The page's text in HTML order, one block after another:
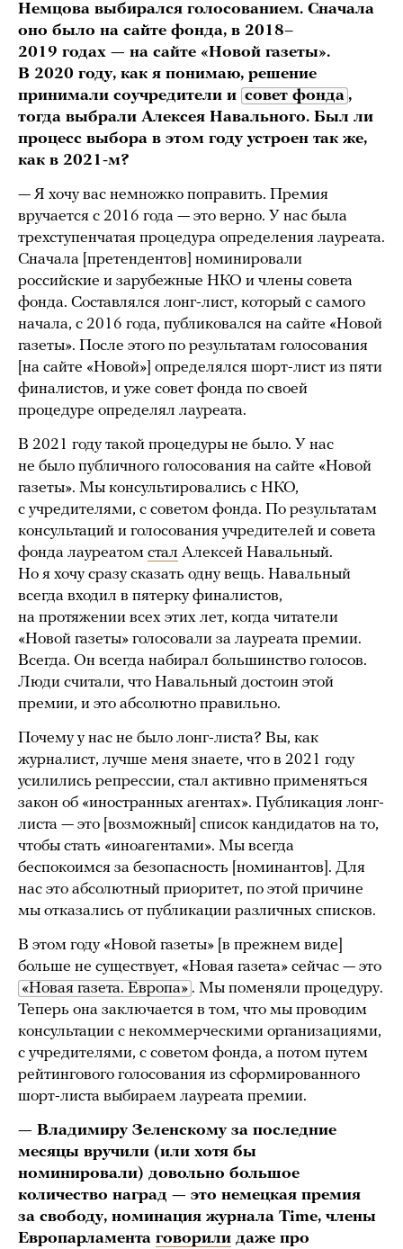
Немцова выбирался голосованием. Сначала
оно было на сайте фонда, в 2018–
2019 годах — на сайте «Новой газеты».
В 2020 году, как я понимаю, решение
принимали соучредители и совет фонда ,
тогда выбрали Алексея Навального. Был ли
процесс выбора в этом году устроен так же,
как в 2021-м?
— Я хочу вас немножко поправить. Премия
вручается с 2016 года — это верно. У нас была
трехступенчатая процедура определения лауреата.
Сначала [претендентов] номинировали
российские и зарубежные НКО и члены совета
фонда. Составлялся лонг-лист, который с самого
начала, с 2016 года, публиковался на сайте «Новой
газеты». После этого по результатам голосования
[на сайте «Новой»] определялся шорт-лист из пяти
финалистов, и уже совет фонда по своей
процедуре определял лауреата.
В 2021 году такой процедуры не было. У нас
не было публичного голосования на сайте «Новой
газеты». Мы консультировались с НКО,
с учредителями, с советом фонда. По результатам
консультаций и голосования учредителей и совета
фонда лауреатом стал Алексей Навальный.
Но я хочу сразу сказать одну вещь. Навальный
всегда входил в пятерку финалистов,
на протяжении всех этих лет, когда читатели
«Новой газеты» голосовали за лауреата премии.
Всегда. Он всегда набирал большинство голосов.
Люди считали, что Навальный достоин этой
премии, и это абсолютно правильно.
Почему у нас не было лонг-листа? Вы, как
журналист, лучше меня знаете, что в 2021 году
усилились репрессии, стал активно применяться
закон об «иностранных агентах». Публикация лонг-
листа — это [возможный] список кандидатов на то,
чтобы стать «иноагентами». Мы всегда
беспокоимся за безопасность [номинантов]. Для
нас это абсолютный приоритет, по этой причине
мы отказались от публикации различных списков.
В этом году «Новой газеты» [в прежнем виде]
больше не существует, «Новая газета» сейчас — это
«Новая газета. Европа» . Мы поменяли процедуру.
Теперь она заключается в том, что мы проводим
консультации с некоммерческими организациями,
с учредителями, с советом фонда, а потом путем
рейтингового голосования из сформированного
шорт-листа выбираем лауреата премии.
— Владимиру Зеленскому за последние
месяцы вручили (или хотя бы
номинировали) довольно большое
количество наград — это немецкая премия
за свободу, номинация журнала Time, члены
Европарламента говорили даже про